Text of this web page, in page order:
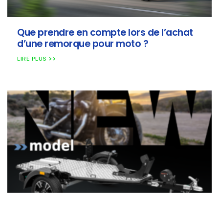
Que prendre en compte lors de l’achat
d’une remorque pour moto ?
LIRE PLUS >>